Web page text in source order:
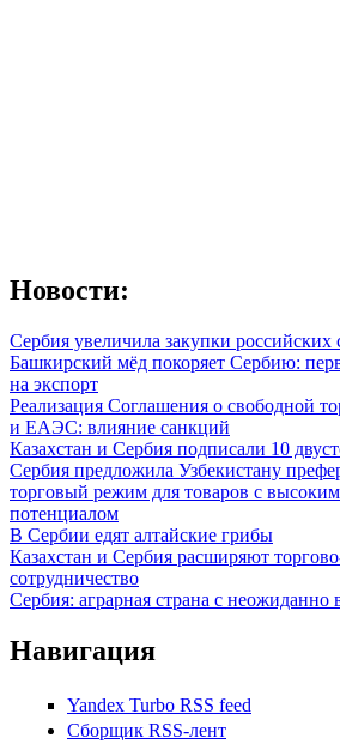
Новости:
Сербия увеличила закупки российских
Башкирский мёд покоряет Сербию:
на экспорт
Реализация Соглашения о свободной
и ЕАЭС: влияние санкций
Казахстан и Сербия подписали 10
Сербия предложила Узбекистану
торговый режим для товаров с
потенциалом
В Сербии едят алтайские грибы
Казахстан и Сербия расширяют
сотрудничество
Сербия: аграрная страна с
Навигация
Yandex Turbo RSS feed
Сборщик RSS-лент